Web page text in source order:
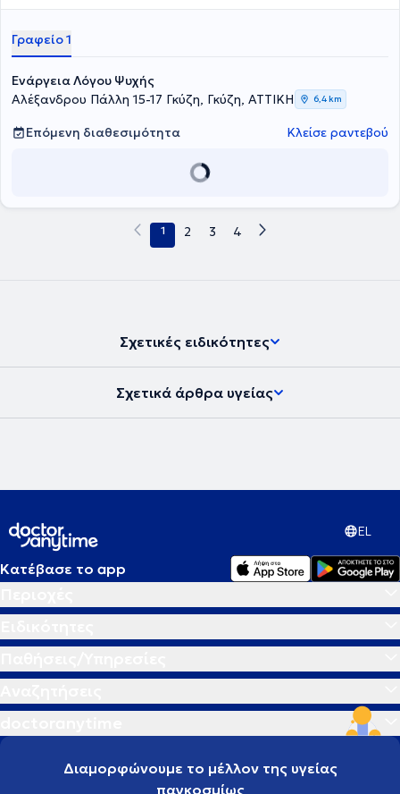
Γραφείο 1
Ενάργεια Λόγου Ψυχής
Αλέξανδρου Πάλλη 15-17 Γκύζη, Γκύζη, ΑΤΤΙΚΗ
6,4 km
Επόμενη διαθεσιμότητα Κλείσε ραντεβού
1 2 3 4
Σχετικές ειδικότητες
Σχετικά άρθρα υγείας
EL
Κατέβασε το app
Διαμορφώνουμε το μέλλον της υγείας
παγκοσμίως